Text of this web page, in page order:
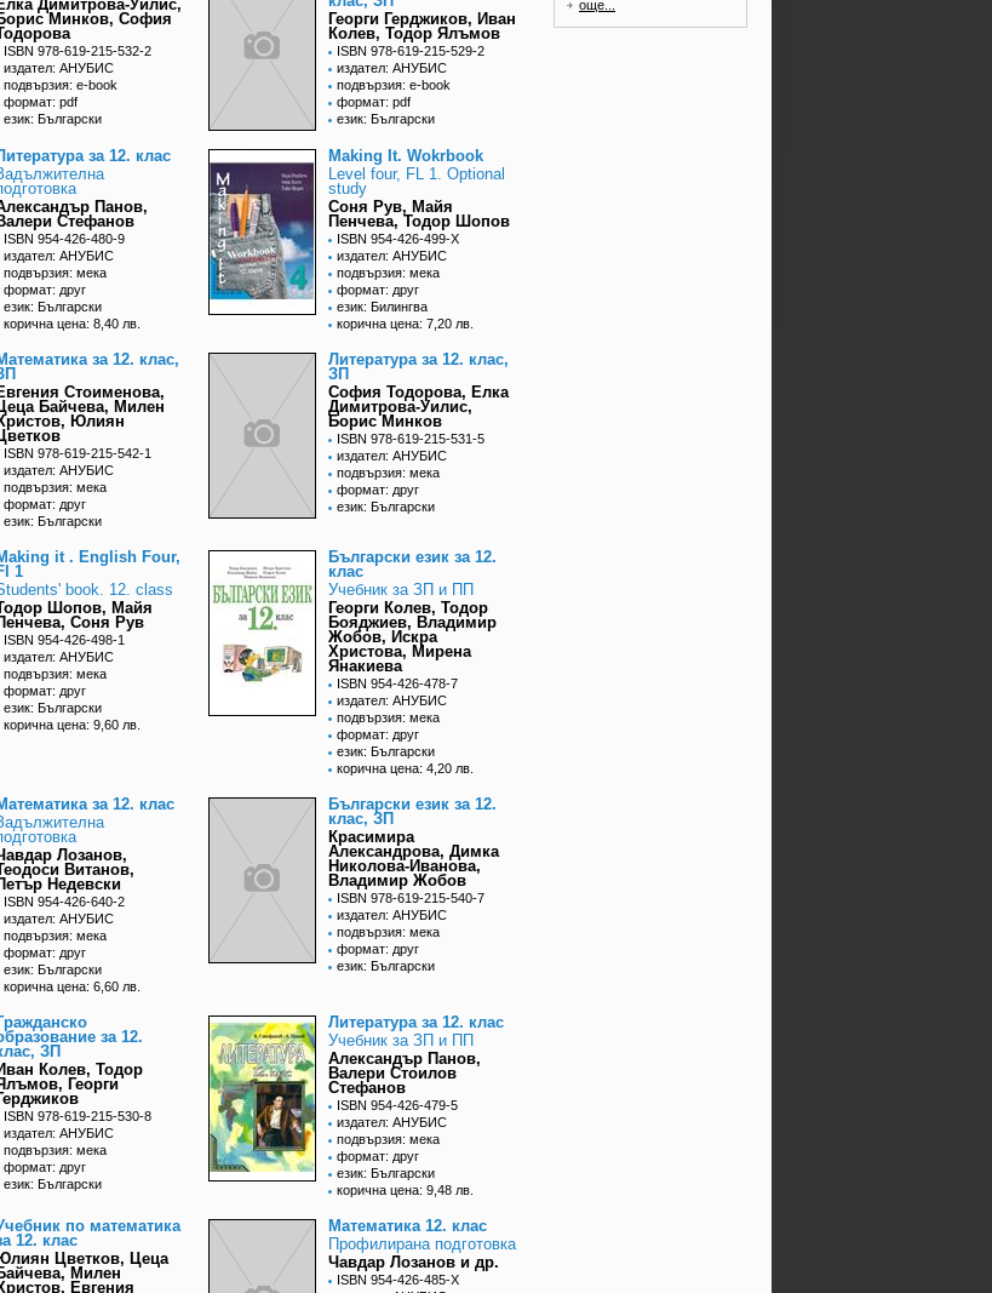
Димитрова-Уилис,
Минков, София
ISBN 978-619-215-532-2
издател: АНУБИС
подвързия: e-book
формат: pdf
език: Български
Георги Герджиков, Иван
Колев, Тодор Ялъмов
ISBN 978-619-215-529-2
издател: АНУБИС
подвързия: e-book
формат: pdf
език: Български
за 12. клас
Панов,
Стефанов
ISBN 954-426-480-9
издател: АНУБИС
подвързия: мека
формат: друг
език: Български
корична цена: 8,40 лв.
Making It. Wokrbook
Level four, FL 1. Optional
study
Соня Рув, Майя
Пенчева, Тодор Шопов
ISBN 954-426-499-X
издател: АНУБИС
подвързия: мека
формат: друг
език: Билингва
корична цена: 7,20 лв.
за 12. клас,
Стоименова,
Байчева, Милен
Юлиян
ISBN 978-619-215-542-1
издател: АНУБИС
подвързия: мека
формат: друг
език: Български
Литература за 12. клас,
ЗП
София Тодорова, Елка
Димитрова-Уилис,
Борис Минков
ISBN 978-619-215-531-5
издател: АНУБИС
подвързия: мека
формат: друг
език: Български
it . English Four,
1
book. 12. class
Шопов, Майя
Соня Рув
ISBN 954-426-498-1
издател: АНУБИС
подвързия: мека
формат: друг
език: Български
корична цена: 9,60 лв.
Български език за 12.
клас
Учебник за ЗП и ПП
Георги Колев, Тодор
Бояджиев, Владимир
Жобов, Искра
Христова, Мирена
Янакиева
ISBN 954-426-478-7
издател: АНУБИС
подвързия: мека
формат: друг
език: Български
корична цена: 4,20 лв.
за 12. клас
Лозанов,
Витанов,
Недевски
ISBN 954-426-640-2
издател: АНУБИС
подвързия: мека
формат: друг
език: Български
корична цена: 6,60 лв.
Български език за 12.
клас, ЗП
Красимира
Александрова, Димка
Николова-Иванова,
Владимир Жобов
ISBN 978-619-215-540-7
издател: АНУБИС
подвързия: мека
формат: друг
език: Български
за 12.
ЗП
Колев, Тодор
Георги
ISBN 978-619-215-530-8
издател: АНУБИС
подвързия: мека
формат: друг
език: Български
Литература за 12. клас
Учебник за ЗП и ПП
Александър Панов,
Валери Стоилов
Стефанов
ISBN 954-426-479-5
издател: АНУБИС
подвързия: мека
формат: друг
език: Български
корична цена: 9,48 лв.
по математика
12. клас
Цветков, Цеца
Милен
Евгения
Математика 12. клас
Профилирана подготовка
Чавдар Лозанов и др.
ISBN 954-426-485-X
още...